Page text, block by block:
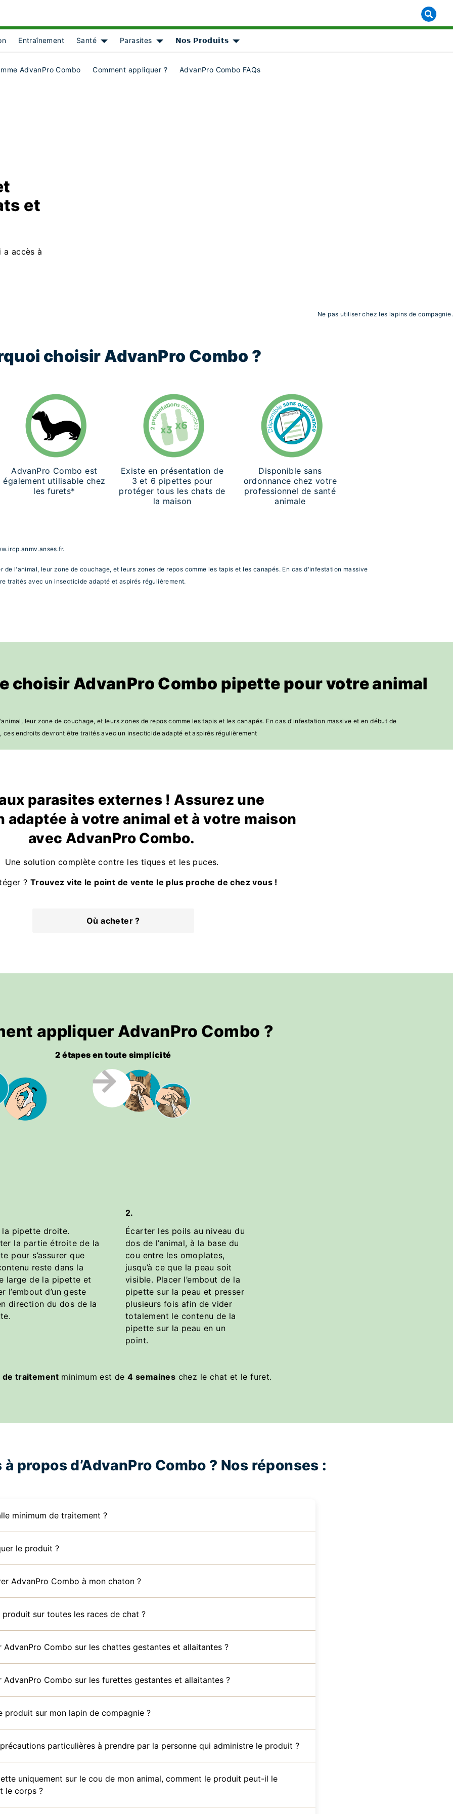
Entraînement
Santé
Parasites
𝗡𝗼𝘀 𝗣𝗿𝗼𝗱𝘂𝗶𝘁𝘀
AdvanPro Combo Comment appliquer ? AdvanPro Combo FAQs
et
a accès à
Ne pas utiliser chez les lapins de compagnie.
choisir AdvanPro Combo ?
AdvanPro Combo est
également utilisable chez
les furets*
Existe en présentation de
3 et 6 pipettes pour
protéger tous les chats de
la maison
Disponible sans
ordonnance chez votre
professionnel de santé
animale
l'animal, leur zone de couchage, et leurs zones de repos comme les tapis et les canapés. En cas d'infestation massive
traités avec un insecticide adapté et aspirés régulièrement.
choisir AdvanPro Combo pipette pour votre animal
leur zone de couchage, et leurs zones de repos comme les tapis et les canapés. En cas d'infestation massive et en début de
ces endroits devront être traités avec un insecticide adapté et aspirés régulièrement
parasites externes ! Assurez une
adaptée à votre animal et à votre maison
avec AdvanPro Combo.
Une solution complète contre les tiques et les puces.
? Trouvez vite le point de vente le plus proche de chez vous !
Où acheter ?
appliquer AdvanPro Combo ?
2 étapes en toute simplicité
la pipette droite.
la partie étroite de la
pour s’assurer que
reste dans la
large de la pipette et
l’embout d’un geste
direction du dos de la
2.
Écarter les poils au niveau du
dos de l’animal, à la base du
cou entre les omoplates,
jusqu’à ce que la peau soit
visible. Placer l’embout de la
pipette sur la peau et presser
plusieurs fois afin de vider
totalement le contenu de la
pipette sur la peau en un
point.
de traitement minimum est de4 semaines chez le chat et le furet.
propos d’AdvanPro Combo ? Nos réponses :
minimum de traitement ?
le produit ?
AdvanPro Combo à mon chaton ?
sur toutes les races de chat ?
AdvanPro Combo sur les chattes gestantes et allaitantes ?
AdvanPro Combo sur les furettes gestantes et allaitantes ?
produit sur mon lapin de compagnie ?
particulières à prendre par la personne qui administre le produit ?
uniquement sur le cou de mon animal, comment le produit peut-il le
le corps ?